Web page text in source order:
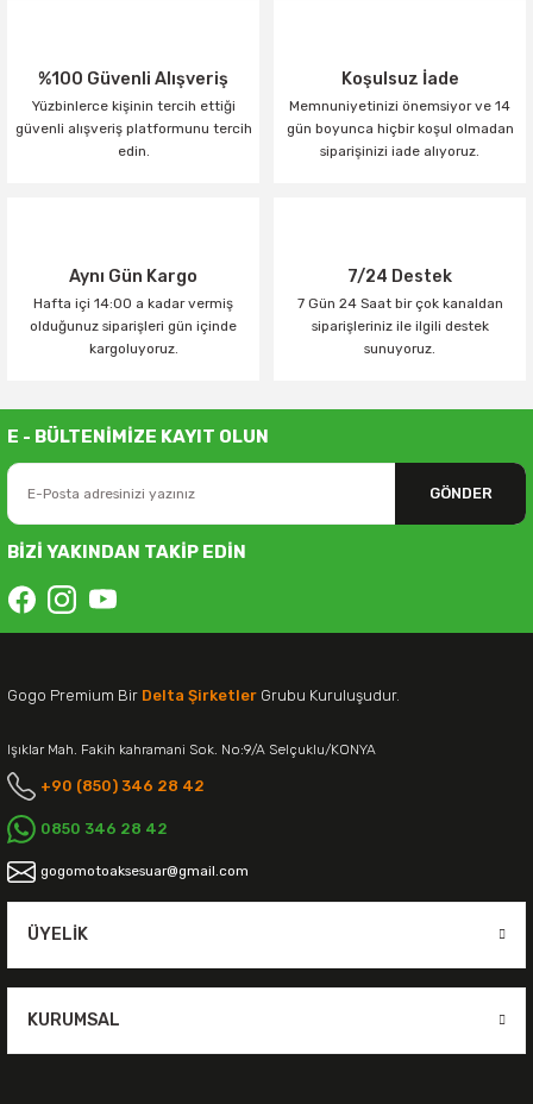
%100 Güvenli Alışveriş
Yüzbinlerce kişinin tercih ettiği
güvenli alışveriş platformunu tercih
edin.
Koşulsuz İade
Memnuniyetinizi önemsiyor ve 14
gün boyunca hiçbir koşul olmadan
siparişinizi iade alıyoruz.
Aynı Gün Kargo
Hafta içi 14:00 a kadar vermiş
olduğunuz siparişleri gün içinde
kargoluyoruz.
7/24 Destek
7 Gün 24 Saat bir çok kanaldan
siparişleriniz ile ilgili destek
sunuyoruz.
E - BÜLTENİMİZE KAYIT OLUN
GÖNDER
BİZİ YAKINDAN TAKİP EDİN
Gogo Premium Bir Delta Şirketler Grubu Kuruluşudur.
Işıklar Mah. Fakih kahramani Sok. No:9/A Selçuklu/KONYA
+90 (850) 346 28 42
0850 346 28 42
gogomotoaksesuar@gmail.com
ÜYELIK
KURUMSAL